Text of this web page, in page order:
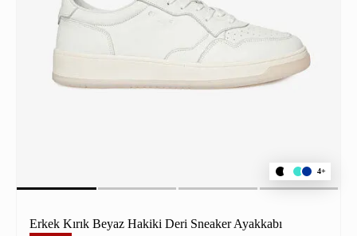
4+
Erkek Kırık Beyaz Hakiki Deri Sneaker Ayakkabı